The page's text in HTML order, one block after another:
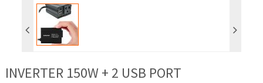
INVERTER 150W + 2 USB PORT